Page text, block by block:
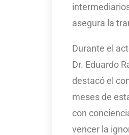
asegura la
Durante el
Dr. Eduardo
destacó el
meses de
con
vencer la